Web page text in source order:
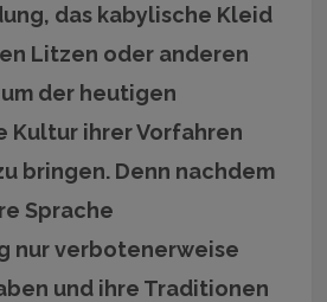
das kabylische Kleid
Litzen oder anderen
der heutigen
Kultur ihrer Vorfahren
bringen. Denn nachdem
Sprache
nur verbotenerweise
und ihre Traditionen